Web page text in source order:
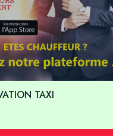
TAXI